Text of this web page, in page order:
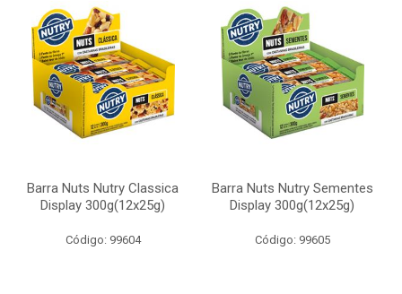
Barra Nuts Nutry Classica
Display 300g(12x25g)
Código: 99604
Barra Nuts Nutry Sementes
Display 300g(12x25g)
Código: 99605